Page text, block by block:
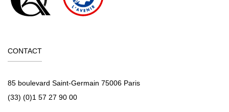
CONTACT
85 boulevard Saint-Germain 75006 Paris
(33) (0)1 57 27 90 00